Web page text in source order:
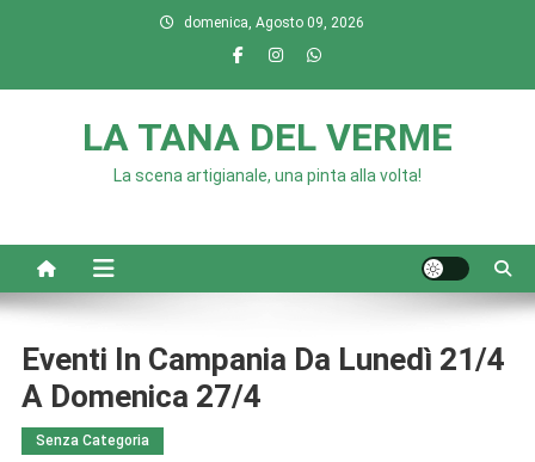
domenica, Agosto 09, 2026
LA TANA DEL VERME
La scena artigianale, una pinta alla volta!
Eventi In Campania Da Lunedì 21/4
A Domenica 27/4
Senza Categoria